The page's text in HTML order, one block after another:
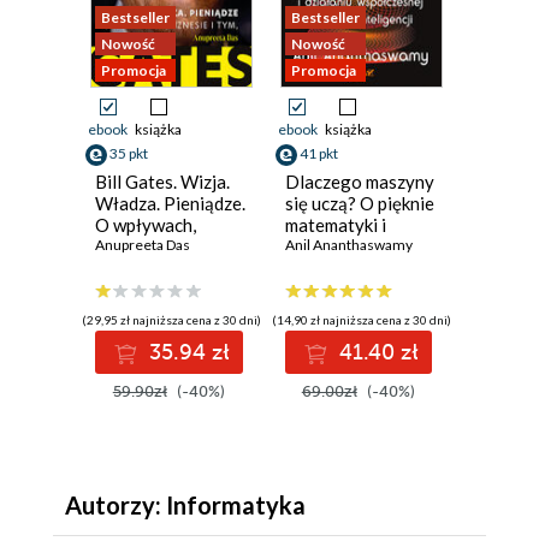
Bestseller
Nowość
Promocja
ebook książka
35 pkt
Bill Gates. Wizja.
Władza. Pieniądze.
O wpływach,
biznesie i tym, co
Anupreeta Das
(29,95 zł najniższa cena z 30 dni)
35.94 zł
59.90zł (-40%)
Bestseller
Nowość
Promocja
ebook książka
41 pkt
Dlaczego maszyny
się uczą? O pięknie
matematyki i
działaniu
sztucznej
inteligencji
Anil Ananthaswamy
(14,90 zł najniższa cena z 30 dni)
41.40 zł
69.00zł (-40%)
Autorzy: Informatyka